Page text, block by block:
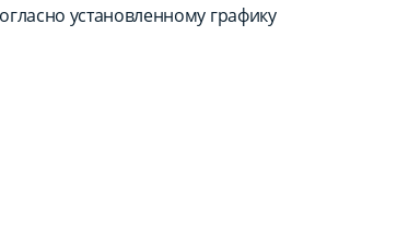
установленному графику